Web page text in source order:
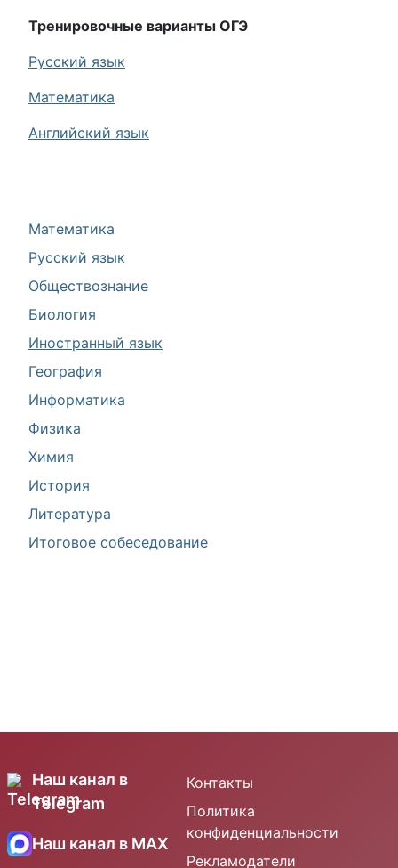
Математика
Русский язык
Обществознание
Биология
Иностранный язык
География
Информатика
Физика
Химия
История
Литература
Итоговое собеседование
Тренировочные варианты ОГЭ
Русский язык
Математика
Английский язык
Наш канал в
Telegram
Наш канал в MAX
Контакты
Политика
конфиденциальности
Рекламодатели